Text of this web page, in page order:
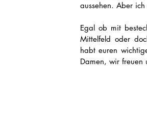
aussehen. Aber
Egal ob mit
Mittelfeld oder
habt euren
Damen, wir freuen